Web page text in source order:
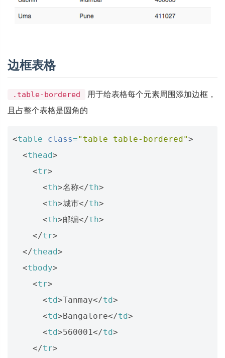
边框表格
.table-bordered
用于给表格每个元素周围添加边框，
且占整个表格是圆角的
<table class="table table-bordered">
<thead>
<tr>
<th>名称</th>
<th>城市</th>
<th>邮编</th>
</tr>
</thead>
<tbody>
<tr>
<td>Tanmay</td>
<td>Bangalore</td>
<td>560001 </td>
</tr>